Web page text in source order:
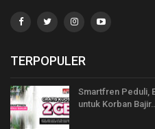
TERPOPULER
Smartfren Peduli,
untuk Korban